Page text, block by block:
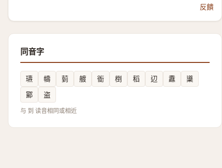
反饋
同音字
瓙 幬 菿 艔 衜 椡 稻 辺 纛
䆃
䣣
盗
与 到 读音相同或相近